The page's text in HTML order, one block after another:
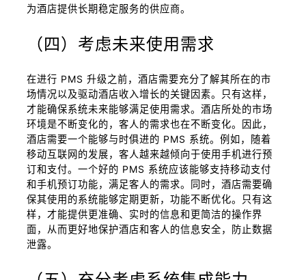
为酒店提供长期稳定服务的供应商。
（四）考虑未来使用需求
在进行 PMS 升级之前，酒店需要充分了解其所在的市
场情况以及驱动酒店收入增长的关键因素。只有这样，
才能确保系统未来能够满足使用需求。酒店所处的市场
环境是不断变化的，客人的需求也在不断变化。因此，
酒店需要一个能够与时俱进的 PMS 系统。例如，随着
移动互联网的发展，客人越来越倾向于使用手机进行预
订和支付。一个好的 PMS 系统应该能够支持移动支付
和手机预订功能，满足客人的需求。同时，酒店需要确
保其使用的系统能够定期更新，功能不断优化。只有这
样，才能提供更准确、实时的信息和更简洁的操作界
面，从而更好地保护酒店和客人的信息安全，防止数据
泄露。